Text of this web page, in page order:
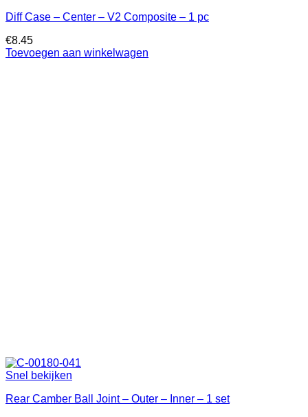
Diff Case – Center – V2 Composite – 1 pc
€8.45
Toevoegen aan winkelwagen
Snel bekijken
Rear Camber Ball Joint – Outer – Inner – 1 set